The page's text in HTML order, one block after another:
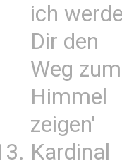
ich werde
Dir den
Weg zum
Himmel
zeigen'
Kardinal